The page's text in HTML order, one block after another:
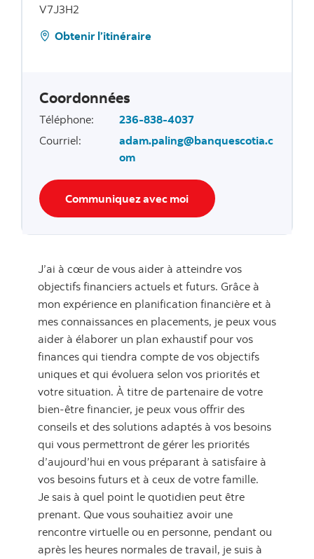
V7J3H2
Obtenir l’itinéraire
Coordonnées
Téléphone:
236-838-4037
Courriel:
adam.paling@banquescotia.c
om
Communiquez avec moi
J’ai à cœur de vous aider à atteindre vos
objectifs financiers actuels et futurs. Grâce à
mon expérience en planification financière et à
mes connaissances en placements, je peux vous
aider à élaborer un plan exhaustif pour vos
finances qui tiendra compte de vos objectifs
uniques et qui évoluera selon vos priorités et
votre situation. À titre de partenaire de votre
bien-être financier, je peux vous offrir des
conseils et des solutions adaptés à vos besoins
qui vous permettront de gérer les priorités
d’aujourd’hui en vous préparant à satisfaire à
vos besoins futurs et à ceux de votre famille.
Je sais à quel point le quotidien peut être
prenant. Que vous souhaitiez avoir une
rencontre virtuelle ou en personne, pendant ou
après les heures normales de travail, je suis à